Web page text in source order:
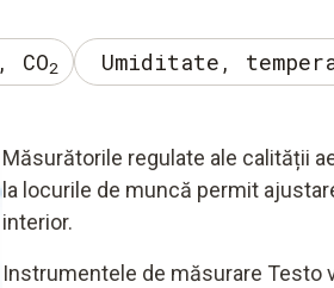
2 Umiditate,
Măsurătorile regulate ale calității
la locurile de muncă permit
interior.
Instrumentele de măsurare Testo